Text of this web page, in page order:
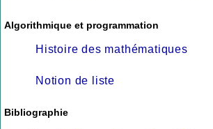
Algorithmique et programmation
Histoire des mathématiques
Notion de liste
Bibliographie